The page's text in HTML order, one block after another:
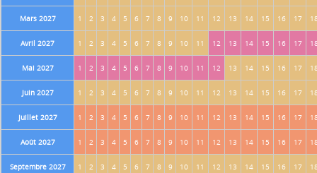
Mars 2027 1 2 3 4 5 6 7 8 9 10 11 12 13 14 15 16 17
Avril 2027 1 2 3 4 5 6 7 8 9 10 11 12 13 14 15 16 17
Mai 2027 1 2 3 4 5 6 7 8 9 10 11 12 13 14 15 16 17
Juin 2027 1 2 3 4 5 6 7 8 9 10 11 12 13 14 15 16 17
Juillet 2027 1 2 3 4 5 6 7 8 9 10 11 12 13 14 15 16 17
Août 2027 1 2 3 4 5 6 7 8 9 10 11 12 13 14 15 16 17
Septembre 2027 1 2 3 4 5 6 7 8 9 10 11 12 13 14 15 16 17